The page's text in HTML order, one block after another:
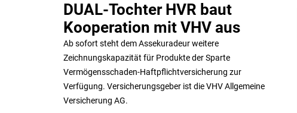
DUAL-Tochter HVR baut
Kooperation mit VHV aus
Ab sofort steht dem Assekuradeur weitere
Zeichnungskapazität für Produkte der Sparte
Vermögensschaden-Haftpflichtversicherung zur
Verfügung. Versicherungsgeber ist die VHV Allgemeine
Versicherung AG.